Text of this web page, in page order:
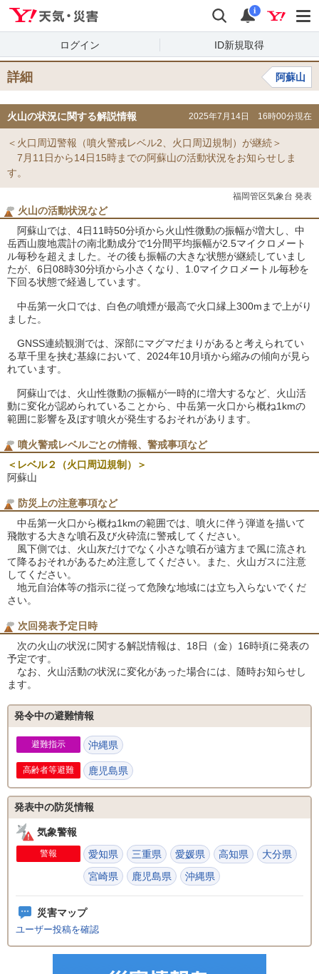
検索 通知
i
ログイン ID新規取得
詳細 阿蘇山
火山の状況に関する解説情報 2025年7月14日 16時00分現在
＜火口周辺警報（噴火警戒レベル2、火口周辺規制）が継続＞
7月11日から14日15時までの阿蘇山の活動状況をお知らせしま
す。
福岡管区気象台 発表
火山の活動状況など
阿蘇山では、4日11時50分頃から火山性微動の振幅が増大し、中
岳西山腹地震計の南北動成分で1分間平均振幅が2.5マイクロメート
ル毎秒を超えました。その後も振幅の大きな状態が継続していまし
たが、6日08時30分頃から小さくなり、1.0マイクロメートル毎秒を
下回る状態で経過しています。
中岳第一火口では、白色の噴煙が最高で火口縁上300mまで上がり
ました。
GNSS連続観測では、深部にマグマだまりがあると考えられてい
る草千里を挟む基線において、2024年10月頃から縮みの傾向が見ら
れています。
阿蘇山では、火山性微動の振幅が一時的に増大するなど、火山活
動に変化が認められていることから、中岳第一火口から概ね1kmの
範囲に影響を及ぼす噴火が発生するおそれがあります。
噴火警戒レベルごとの情報、警戒事項など
＜レベル２（火口周辺規制）＞
阿蘇山
防災上の注意事項など
中岳第一火口から概ね1kmの範囲では、噴火に伴う弾道を描いて
飛散する大きな噴石及び火砕流に警戒してください。
風下側では、火山灰だけでなく小さな噴石が遠方まで風に流され
て降るおそれがあるため注意してください。また、火山ガスに注意
してください。
地元自治体等の指示に従って危険な地域には立ち入らないでくだ
さい。
次回発表予定日時
次の火山の状況に関する解説情報は、18日（金）16時頃に発表の
予定です。
なお、火山活動の状況に変化があった場合には、随時お知らせし
ます。
発令中の避難情報
避難指示 沖縄県
高齢者等避難 鹿児島県
発表中の防災情報
気象警報
警報 愛知県 三重県 愛媛県 高知県
大分県
宮崎県
鹿児島県 沖縄県
災害マップ
ユーザー投稿を確認